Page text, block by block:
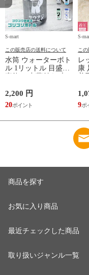
S-mart
この販売店の送料について
水筒 ウォーターボト
ル 1リットル 目盛り
マイボトル 動物 ア
ニマル ゴリラ ごリ
ラックス ゴリゴリボ
2,200 円
20
S-
こ
レ
康
ふ
な
ォ
9
商品を探す
お気に入り商品
最近チェックした商品
取り扱いジャンル一覧